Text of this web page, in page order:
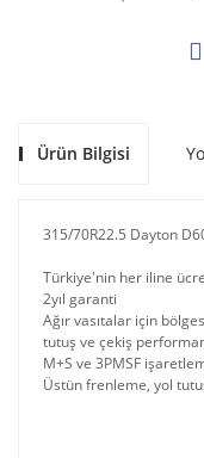
Ürün Bilgisi
315/70R22.5 Dayton
Türkiye'nin her iline
2yıl garanti
Ağır vasıtalar için
tutuş ve çekiş
M+S ve 3PMSF
Üstün frenleme, yol